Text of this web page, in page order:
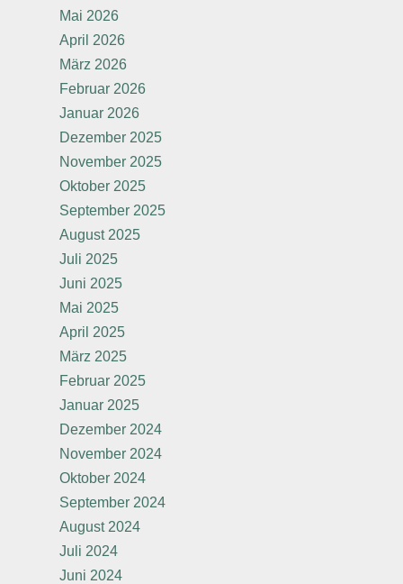
Mai 2026
April 2026
März 2026
Februar 2026
Januar 2026
Dezember 2025
November 2025
Oktober 2025
September 2025
August 2025
Juli 2025
Juni 2025
Mai 2025
April 2025
März 2025
Februar 2025
Januar 2025
Dezember 2024
November 2024
Oktober 2024
September 2024
August 2024
Juli 2024
Juni 2024